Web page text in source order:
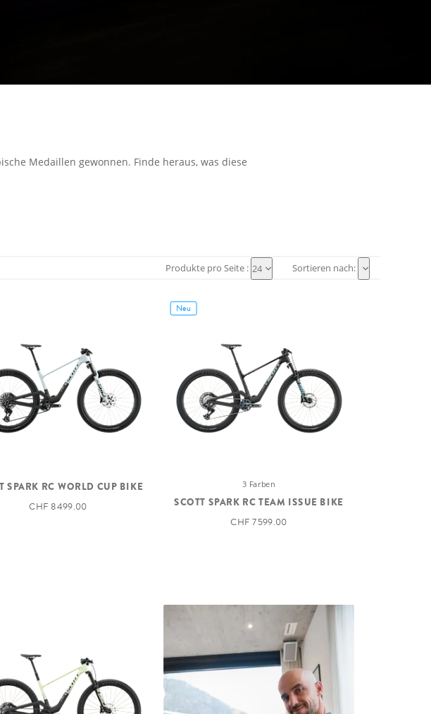
Medaillen gewonnen. Finde heraus, was diese
Produkte pro Seite : 24 Sortieren nach:
SPARK RC WORLD CUP BIKE
CHF 8 499.00
Neu
3 Farben
SCOTT SPARK RC TEAM ISSUE BIKE
CHF 7 599.00